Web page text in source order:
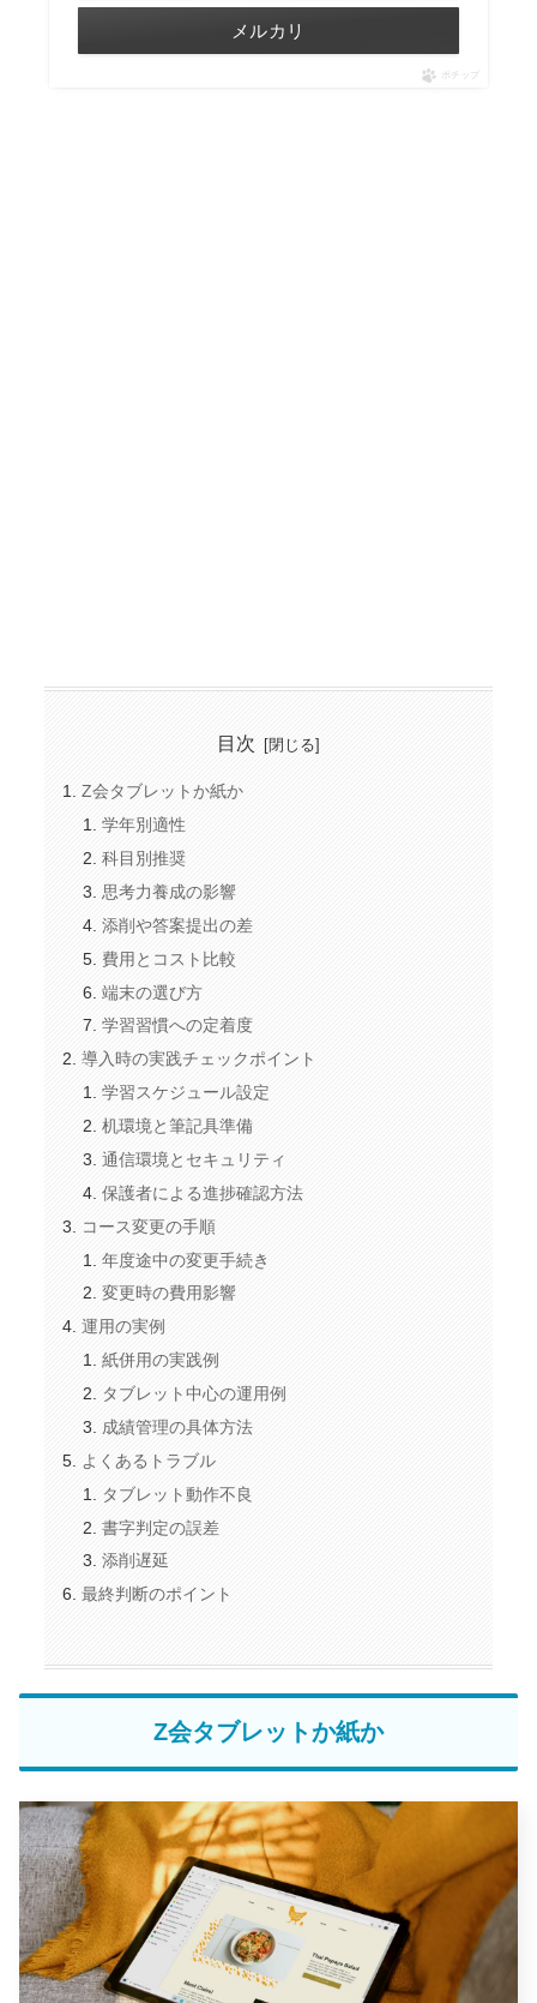
メルカリ
ポチップ
目次
Z会タブレットか紙か
学年別適性
科目別推奨
思考力養成の影響
添削や答案提出の差
費用とコスト比較
端末の選び方
学習習慣への定着度
導入時の実践チェックポイント
学習スケジュール設定
机環境と筆記具準備
通信環境とセキュリティ
保護者による進捗確認方法
コース変更の手順
年度途中の変更手続き
変更時の費用影響
運用の実例
紙併用の実践例
タブレット中心の運用例
成績管理の具体方法
よくあるトラブル
タブレット動作不良
書字判定の誤差
添削遅延
最終判断のポイント
Z会タブレットか紙か